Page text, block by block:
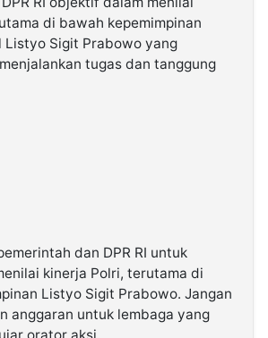
di bawah kepemimpinan
Listyo Sigit Prabowo yang
tugas dan tanggung
dan DPR RI untuk
kinerja Polri, terutama di
Listyo Sigit Prabowo. Jangan
anggaran untuk lembaga yang